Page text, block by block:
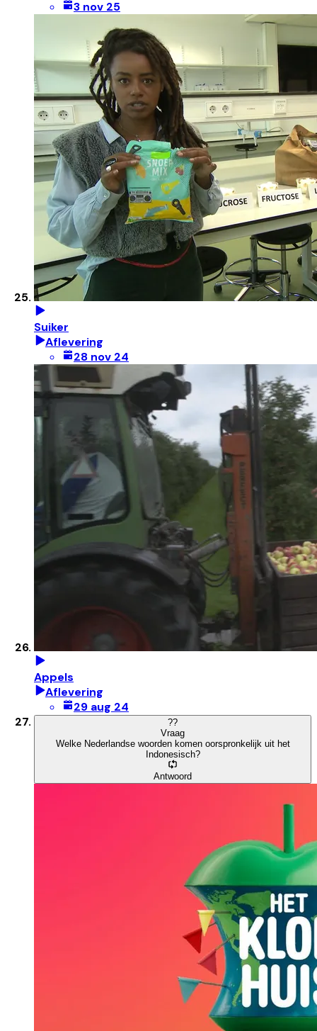
3 nov 25
Suiker
Aflevering
28 nov 24
Appels
Aflevering
29 aug 24
??
Vraag
Welke Nederlandse woorden komen oorspronkelijk uit het
Indonesisch?
Antwoord